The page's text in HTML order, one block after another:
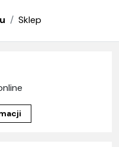
Sklep